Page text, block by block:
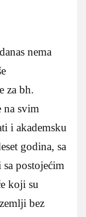
nema
za bh.
na svim
i akademsku
godina, sa
postojećim
koji su
bez